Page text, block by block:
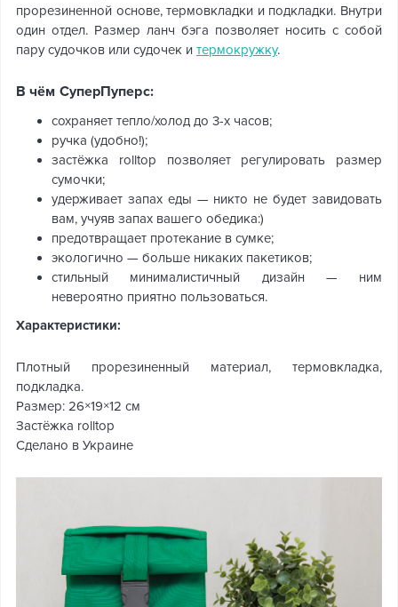
прорезиненной основе, термовкладки и подкладки. Внутри
один отдел. Размер ланч бэга позволяет носить с собой
пару судочков или судочек и термокружку.
В чём СуперПуперс:
сохраняет тепло/холод до 3-х часов;
ручка (удобно!);
застёжка rolltop позволяет регулировать размер
сумочки;
удерживает запах еды — никто не будет завидовать
вам, учуяв запах вашего обедика:)
предотвращает протекание в сумке;
экологично — больше никаких пакетиков;
стильный минималистичный дизайн — ним
невероятно приятно пользоваться.
Характеристики:
Плотный прорезиненный материал, термовкладка,
подкладка.
Размер: 26×19×12 см
Застёжка rolltop
Сделано в Украине